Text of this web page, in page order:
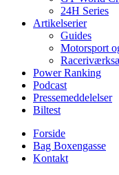
24H Series
Artikelserier
Guides
Motorsport
Power Ranking
Podcast
Pressemeddelelser
Biltest
Forside
Bag Boxengasse
Kontakt